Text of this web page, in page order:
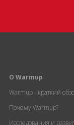
О Warmup
Warmup - краткий
Почему Warmup?
Исследования и